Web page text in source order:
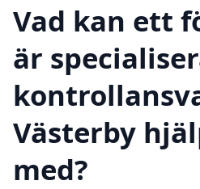
Vad kan ett
är
Västerby
med?